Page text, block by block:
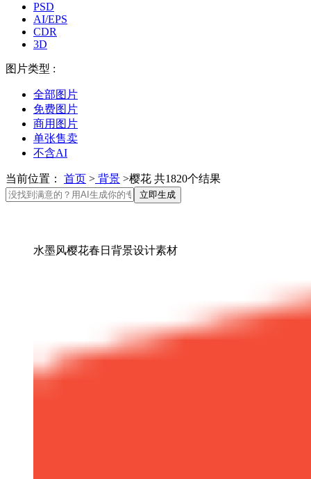
PSD
AI/EPS
CDR
3D
图片类型 :
全部图片
免费图片
商用图片
单张售卖
不含AI
当前位置： 首页 > 背景 >樱花 共1820个结果
立即生成
水墨风樱花春日背景设计素材